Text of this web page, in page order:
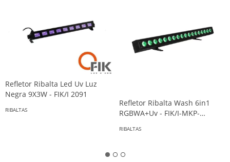
Refletor Ribalta Led Uv Luz
Negra 9X3W - FIK/I 2091
RIBALTAS
Refletor Ribalta Wash 6in1
RGBWA+Uv - FIK/I-MKP-
RIBALTAS